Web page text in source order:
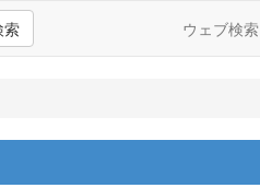
索 ウェブ検索